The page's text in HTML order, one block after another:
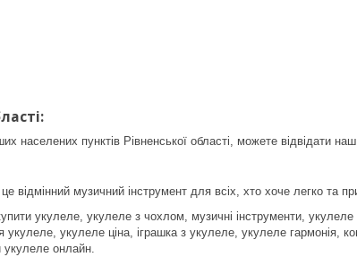
населених пунктів Рівненської області, можете відвідати
відмінний музичний інструмент для всіх, хто хоче легко та
укулеле, укулеле з чохлом, музичні інструменти, укулеле
укулеле ціна, іграшка з укулеле, укулеле гармонія,
укулеле онлайн.